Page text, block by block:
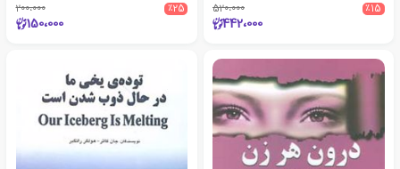
٪15 520،000
442،000
٪25 200،000
150،000